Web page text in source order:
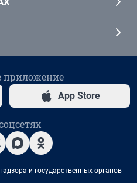
приложение
App Store
и государственных органов